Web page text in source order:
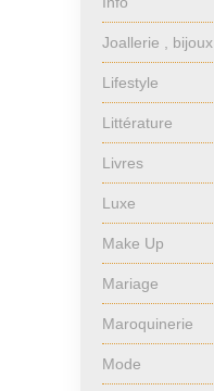
Joallerie , bijoux
Lifestyle
Littérature
Livres
Luxe
Make Up
Mariage
Maroquinerie
Mode